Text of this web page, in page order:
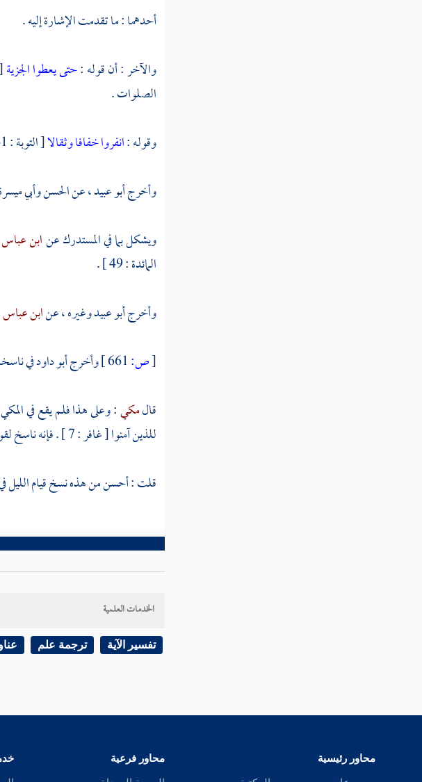
النوع السابع والسبعون في معرفة تفسيره
النوع الثامن والسبعون في معرفة شروط المفسر
أحدهما : ما تقدمت الإشارة إليه .
والآخر : أن قوله :حتى يعطوا الجزية
الصلوات .
وقوله :انفروا خفافا وثقالا[ التوبة : 41 ] ناسخ لآيات الكف ، منسوخ بآيات العذر .
وأخرجأبو عبيد، عنالحسنوأبي
ويشكل بما في المستدرك عنابن عباس
المائدة : 49 ] .
وأخرجأبو عبيدوغيره ، عنابن عباس
[ص: وأخرجأبو داودفي
قالمكي: وعلى هذا فلم يقع في
للذين آمنوا [ غافر : 7 ] . فإنه ناسخ لقوله :
قلت : أحسن من هذه نسخ قيام الليل
الخدمات العلمية
تفسير الآية ترجمة علم
محاور رئيسية محاور فرعية